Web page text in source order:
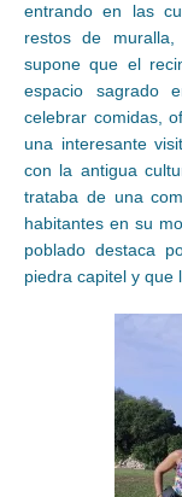
entrando en las
restos de
supone que el
espacio sagrado
celebrar comidas,
una interesante
con la antigua
trataba de una
habitantes en su
poblado destaca
piedra capitel y que